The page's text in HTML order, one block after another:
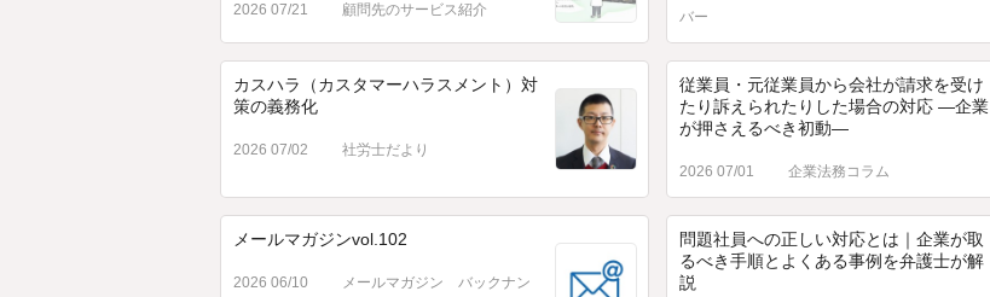
2026 07/21 顧問先のサービス紹介
バー
カスハラ（カスタマーハラスメント）対
策の義務化
2026 07/02 社労士だより
従業員・元従業員から会社が請求を受け
たり訴えられたりした場合の対応 ―企業
が押さえるべき初動―
2026 07/01 企業法務コラム
メールマガジンvol.102
2026 06/10
メールマガジン バックナン
問題社員への正しい対応とは｜企業が取
るべき手順とよくある事例を弁護士が解
説